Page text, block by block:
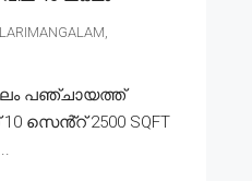
പഞ്ചായത്ത്
സെൻ്റ് 2500 SQFT